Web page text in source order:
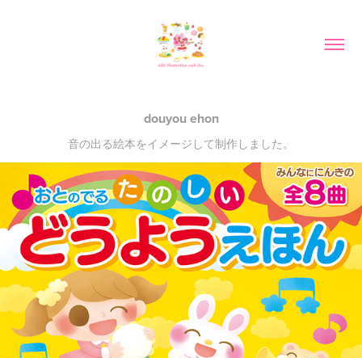
douyou ehon
音の出る絵本をイメージして制作しました。